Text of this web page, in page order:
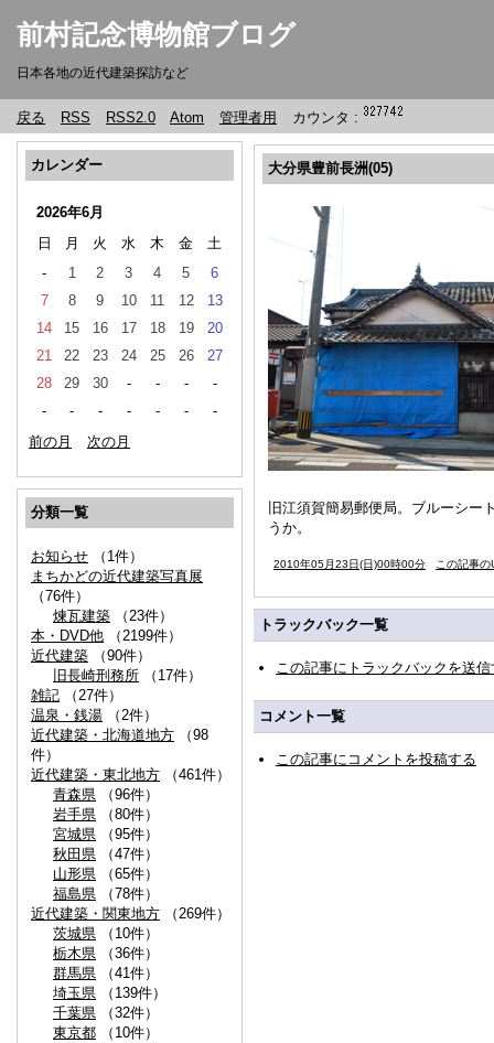
前村記念博物館ブログ
日本各地の近代建築探訪など
戻る RSS RSS2.0 Atom 管理者用 カウンタ :
カレンダー
2026年6月
日
月 火 水 木 金
土
-
1 2 3 4 5
6
7
8 9 10 11 12
13
14
15 16 17 18 19
20
21
22 23 24 25 26
27
28
29 30 - - -
-
-
- - - - -
-
前の月
次の月
分類一覧
お知らせ （1件）
まちかどの近代建築写真展
（76件）
煉瓦建築 （23件）
本・DVD他 （2199件）
近代建築 （90件）
旧長崎刑務所 （17件）
雑記 （27件）
温泉・銭湯 （2件）
近代建築・北海道地方 （98
件）
近代建築・東北地方 （461件）
青森県 （96件）
岩手県 （80件）
宮城県 （95件）
秋田県 （47件）
山形県 （65件）
福島県 （78件）
近代建築・関東地方 （269件）
茨城県 （10件）
栃木県 （36件）
群馬県 （41件）
埼玉県 （139件）
千葉県 （32件）
東京都 （10件）
大分県豊前長洲(05)
旧江須賀簡易郵便局。ブルーシー
うか。
2010年05月23日(日)00時00分 この記事の
トラックバック一覧
この記事にトラックバックを送信
コメント一覧
この記事にコメントを投稿する